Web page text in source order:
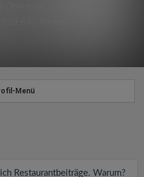
839,690 Punkte
Menü
Restaurantbeiträge. Warum?